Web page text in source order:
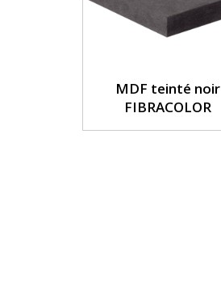
MDF teinté noir
FIBRACOLOR